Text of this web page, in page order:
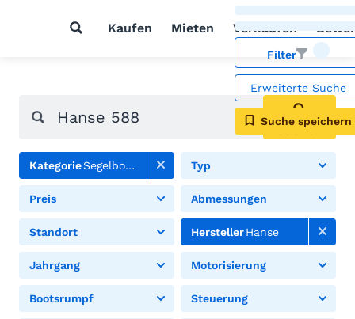
Kaufen Mieten Verkaufen
Filter
Erweiterte Suche
Suche speichern
Suchen
KategorieSegelboote Typ
Preis Abmessungen
Standort HerstellerHanse
Jahrgang Motorisierung
Bootsrumpf Steuerung